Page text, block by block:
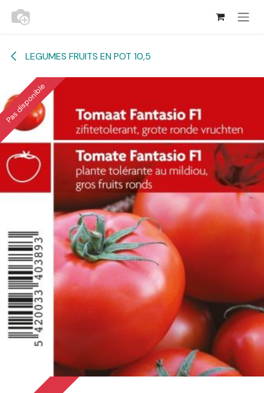
Se rendre au contenu
LEGUMES FRUITS EN POT 10,5
Pas disponible